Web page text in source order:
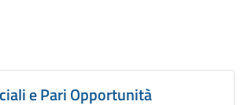
e Pari Opportunità